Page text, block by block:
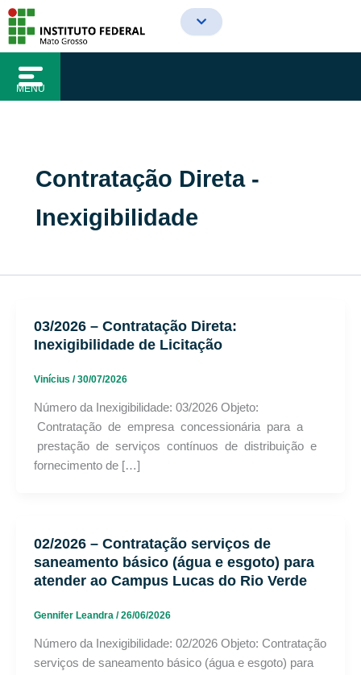
conteúdo
para
conteúdo
MENU
Contratação Direta -
Inexigibilidade
03/2026 – Contratação Direta:
Inexigibilidade de Licitação
Vinícius /30/07/2026
Número da Inexigibilidade: 03/2026 Objeto:
Contratação de empresa concessionária para a
prestação de serviços contínuos de distribuição e
fornecimento de […]
02/2026 – Contratação serviços de
saneamento básico (água e esgoto) para
atender ao Campus Lucas do Rio Verde
Gennifer Leandra /26/06/2026
Número da Inexigibilidade: 02/2026 Objeto: Contratação
serviços de saneamento básico (água e esgoto) para